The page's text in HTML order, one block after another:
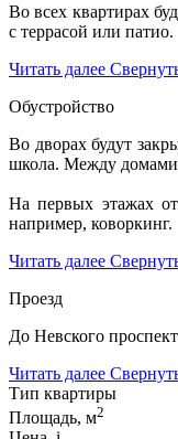
Во всех квартирах
с террасой или патио.
Читать далее
Обустройство
Во дворах будут
школа. Между домами
На первых этажах
например, коворкинг.
Читать далее
Проезд
До Невского
Читать далее
Тип квартиры
Площадь, м2